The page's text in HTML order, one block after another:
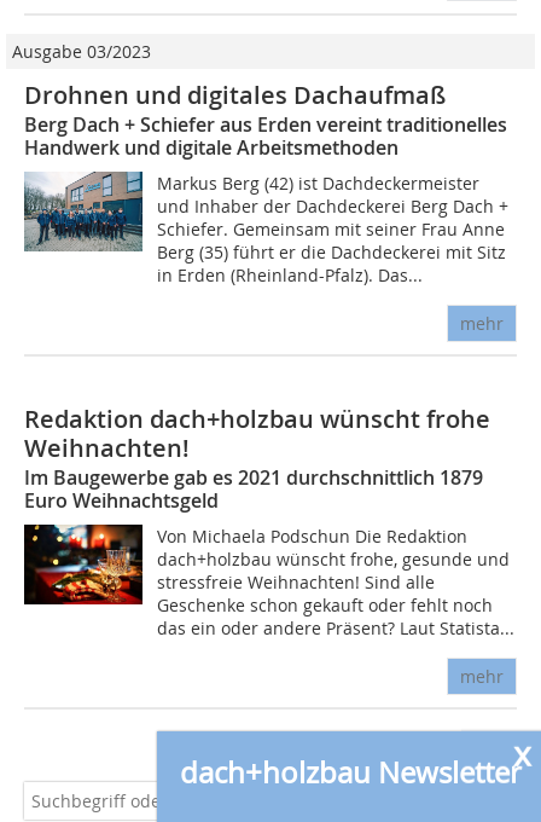
x
dach+holzbau Newsletter
Ausgabe 03/2023
Drohnen und digitales Dachaufmaß
Berg Dach + Schiefer aus Erden vereint traditionelles
Handwerk und digitale Arbeitsmethoden
Markus Berg (42) ist Dachdeckermeister
und Inhaber der Dachdeckerei Berg Dach +
Schiefer. Gemeinsam mit seiner Frau Anne
Berg (35) führt er die Dachdeckerei mit Sitz
in Erden (Rheinland-Pfalz). Das...
mehr
Redaktion dach+holzbau wünscht frohe
Weihnachten!
Im Baugewerbe gab es 2021 durchschnittlich 1879
Euro Weihnachtsgeld
Von Michaela Podschun Die Redaktion
dach+holzbau wünscht frohe, gesunde und
stressfreie Weihnachten! Sind alle
Geschenke schon gekauft oder fehlt noch
das ein oder andere Präsent? Laut Statista...
mehr